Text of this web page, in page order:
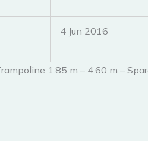
4 Jun 2016
1.85 m – 4.60 m –